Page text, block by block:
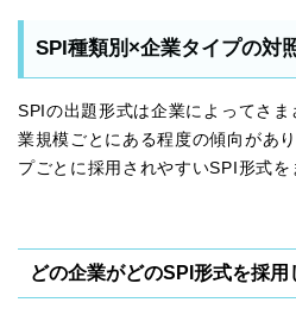
SPI種類別×企業タイプの対
SPIの出題形式は企業によってさ
業規模ごとにある程度の傾向があ
プごとに採用されやすいSPI形式を
どの企業がどのSPI形式を採用